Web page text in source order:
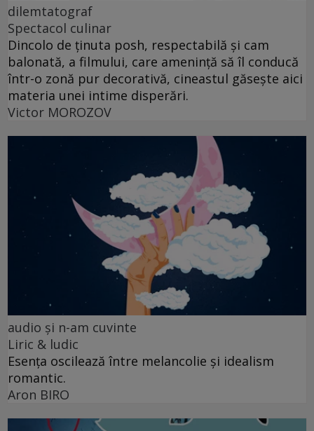
dilemtatograf
Spectacol culinar
Dincolo de ținuta posh, respectabilă și cam
balonată, a filmului, care amenință să îl conducă
într-o zonă pur decorativă, cineastul găsește aici
materia unei intime disperări.
Victor MOROZOV
audio şi n-am cuvinte
Liric & ludic
Esența oscilează între melancolie și idealism
romantic.
Aron BIRO